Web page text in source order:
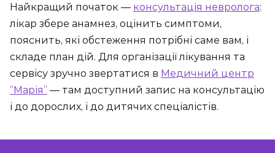
Найкращий початок — консультація невролога:
лікар збере анамнез, оцінить симптоми,
пояснить, які обстеження потрібні саме вам, і
складе план дій. Для організації лікування та
сервісу зручно звертатися в Медичний центр
“Марія” — там доступний запис на консультацію
і до дорослих, і до дитячих спеціалістів.